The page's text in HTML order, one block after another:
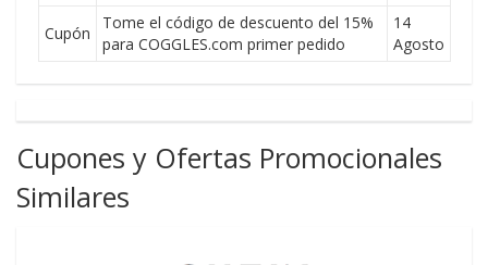
Cupón
Tome el código de descuento del 15%
para COGGLES.com primer pedido
14
Agosto
Cupones y Ofertas Promocionales
Similares